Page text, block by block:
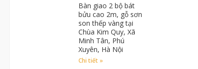
Bàn giao 2 bộ bát
bửu cao 2m, gỗ sơn
son thếp vàng tại
Chùa Kim Quy, Xã
Minh Tân, Phú
Xuyên, Hà Nội
Chi tiết »